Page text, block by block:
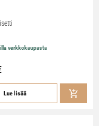
verkkokaupasta
Lue lisää